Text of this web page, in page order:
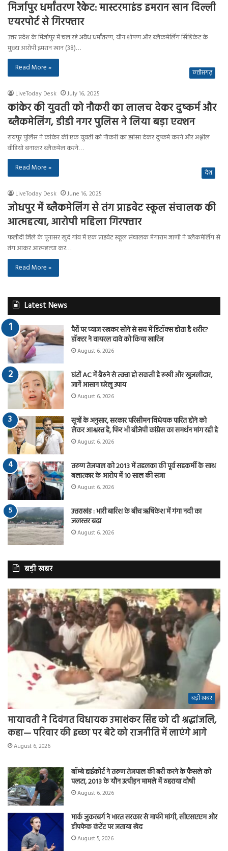
मिर्जापुर धर्मांतरण रैकेट: मास्टरमाइंड इमरान खान दिल्ली
एयरपोर्ट से गिरफ्तार
उत्तर प्रदेश के मिर्जापुर में चल रहे अवैध धर्मांतरण, यौन शोषण और ब्लैकमेलिंग सिंडिकेट के
मुख्य आरोपी इमरान खान (38)…
Read More »
छत्तीसगढ़
LiveToday Desk July 16, 2025
कांकेर की युवती को नौकरी का लालच देकर दुष्कर्म और
ब्लैकमेलिंग, डीडी नगर पुलिस ने लिया बड़ा एक्शन
रायपुर पुलिस ने कांकेर की एक युवती को नौकरी का झांसा देकर दुष्कर्म करने और अश्लील
वीडियो बनाकर ब्लैकमेल करने…
Read More »
देश
LiveToday Desk June 16, 2025
जोधपुर में ब्लैकमेलिंग से तंग प्राइवेट स्कूल संचालक की
आत्महत्या, आरोपी महिला गिरफ्तार
फलौदी जिले के पूनासर खुर्द गांव में एक प्राइवेट स्कूल संचालक मेगाराम जाणी ने ब्लैकमेलिंग से
तंग आकर आत्महत्या कर…
Read More »
Latest News
पैरों पर प्याज रखकर सोने से सच में डिटॉक्स होता है शरीर?
डॉक्टर ने वायरल दावे को किया खारिज
August 6, 2026
घंटों AC में बैठने से त्वचा हो सकती है रूखी और खुजलीदार,
जानें आसान घरेलू उपाय
August 6, 2026
सूत्रों के अनुसार, सरकार परिसीमन विधेयक पारित होने को
लेकर आश्वस्त है, फिर भी बीजेपी कांग्रेस का समर्थन मांग रही है
August 6, 2026
तरुण तेजपाल को 2013 में तहलका की पूर्व सहकर्मी के साथ
बलात्कार के आरोप में 10 साल की सजा
August 6, 2026
उत्तराखंड : भारी बारिश के बीच ऋषिकेश में गंगा नदी का
जलस्तर बढ़ा
August 6, 2026
बड़ी खबर
बड़ी खबर
मायावती ने दिवंगत विधायक उमाशंकर सिंह को दी श्रद्धांजलि,
कहा— परिवार की इच्छा पर बेटे को राजनीति में लाएंगे आगे
August 6, 2026
बॉम्बे हाईकोर्ट ने तरुण तेजपाल की बरी करने के फैसले को
पलटा, 2013 के यौन उत्पीड़न मामले में ठहराया दोषी
August 6, 2026
मार्क जुकरबर्ग ने भारत सरकार से माफी मांगी, सीएसएएम और
डीपफेक कंटेंट पर जताया खेद
August 5, 2026